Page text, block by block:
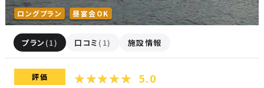
山中 あわら 菊池
北海道・東北
北海道(13) 岩手県(3) 山形県(3)
ロングプラン 昼宴会OK
プラン (1) 口コミ (1) 施設情報
評価 5.0